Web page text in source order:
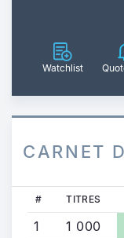
Watchlist
CARNET
# TITRES
1 1 000